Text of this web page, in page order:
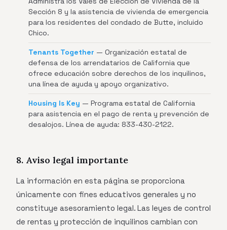
Sección 8 y la asistencia de vivienda de emergencia
para los residentes del condado de Butte, incluido
Chico.
Tenants Together — Organización estatal de
defensa de los arrendatarios de California que
ofrece educación sobre derechos de los inquilinos,
una línea de ayuda y apoyo organizativo.
Housing Is Key — Programa estatal de California
para asistencia en el pago de renta y prevención de
desalojos. Línea de ayuda: 833-430-2122.
8. Aviso legal importante
La información en esta página se proporciona
únicamente con fines educativos generales y no
constituye asesoramiento legal. Las leyes de control
de rentas y protección de inquilinos cambian con